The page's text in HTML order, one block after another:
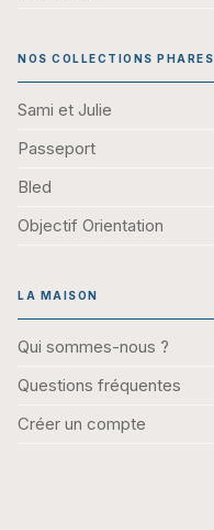
NOS COLLECTIONS PHARES
Sami et Julie
Passeport
Bled
Objectif Orientation
LA MAISON
Qui sommes-nous ?
Questions fréquentes
Créer un compte